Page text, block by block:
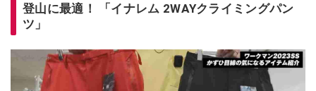
登山に最適！ 「イナレム 2WAYクライミングパン
ツ」